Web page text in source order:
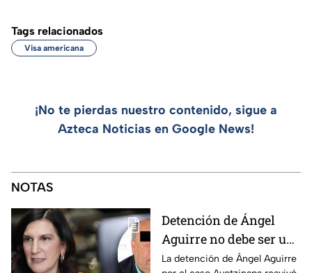
Tags relacionados
Visa americana
¡No te pierdas nuestro contenido, sigue a
Azteca Noticias en Google News!
NOTAS
Detención de Ángel
Aguirre no debe ser un
distractor, pide Kenia
La detención de Ángel Aguirre